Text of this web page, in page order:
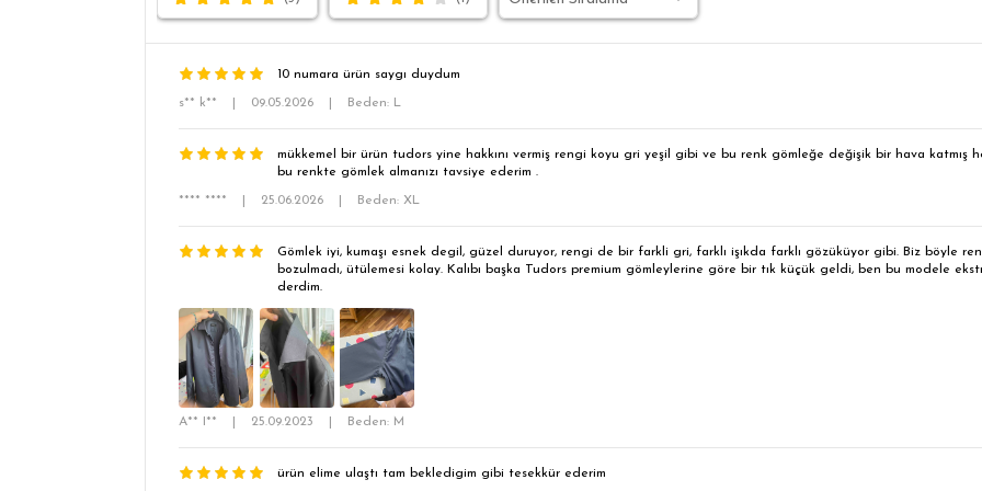
10 numara ürün saygı duydum
s** k** 09.05.2026 Beden: L
mükkemel bir ürün tudors yine hakkını vermiş rengi koyu gri yeşil gibi ve bu renk gömleğe değişik bir hava katmış
bu renkte gömlek almanızı tavsiye ederim .
**** **** 25.06.2026 Beden: XL
Gömlek iyi, kumaşı esnek degil, güzel duruyor, rengi de bir farkli gri, farklı işıkda farklı gözüküyor gibi. Biz böyle
bozulmadı, ütülemesi kolay. Kalıbı başka Tudors premium gömleylerine göre bir tık küçük geldi, ben bu modele
derdim.
A** I** 25.09.2023 Beden: M
ürün elime ulaştı tam bekledigim gibi tesekkür ederim